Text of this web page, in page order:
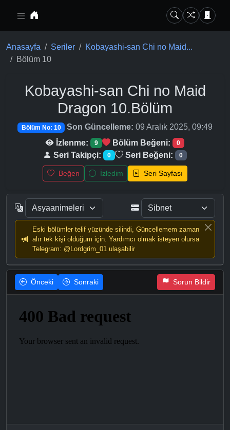
Anasayfa Seriler
Kobayashi-san Chi no Maid...
Bölüm 10
Kobayashi-san Chi no Maid
Dragon 10.Bölüm
Bölüm No: 10 Son Güncelleme: 09 Aralık 2025, 09:49
İzlenme:
9 Bölüm Beğeni: 0
Seri Takipçi: 0 Seri Beğeni: 0
Beğen İzledim Seri Sayfası
Eski bölümler telif yüzünde silindi, Güncellemem zaman
alır tek kişi olduğum için. Yardımcı olmak isteyen olursa
Telegram: @Lordgrim_01 ulaşabilir
Önceki Sonraki Sorun Bildir